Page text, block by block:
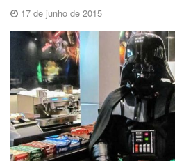
17 de junho de 2015